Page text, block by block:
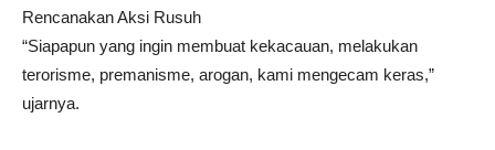
Rencanakan Aksi Rusuh
“Siapapun yang ingin membuat kekacauan, melakukan
terorisme, premanisme, arogan, kami mengecam keras,”
ujarnya.